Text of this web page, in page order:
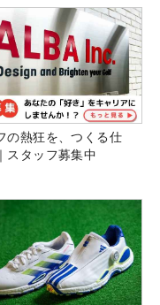
の熱狂を、つくる仕
スタッフ募集中